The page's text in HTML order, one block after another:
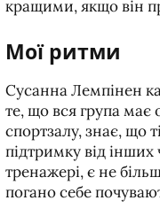
кращими, якщо він
Мої ритми
Сусанна Лемпінен
те, що вся група має
спортзалу, знає, що
підтримку від
тренажері, є не
погано себе